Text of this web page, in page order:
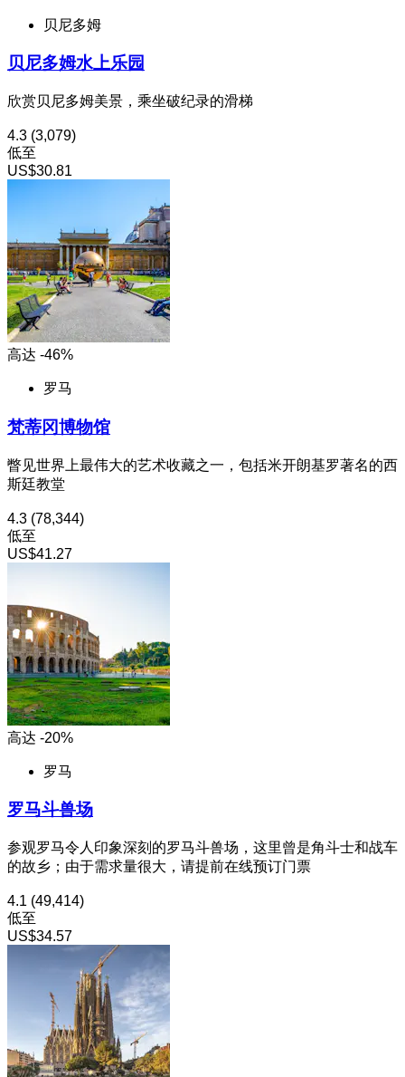
贝尼多姆
贝尼多姆水上乐园
欣赏贝尼多姆美景，乘坐破纪录的滑梯
4.3 (3,079)
低至
US$30.81
高达 -46%
罗马
梵蒂冈博物馆
瞥见世界上最伟大的艺术收藏之一，包括米开朗基罗著名的西
斯廷教堂
4.3 (78,344)
低至
US$41.27
高达 -20%
罗马
罗马斗兽场
参观罗马令人印象深刻的罗马斗兽场，这里曾是角斗士和战车
的故乡；由于需求量很大，请提前在线预订门票
4.1 (49,414)
低至
US$34.57